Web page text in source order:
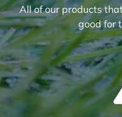
All of our products
good for